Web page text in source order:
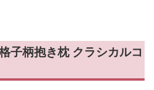
子柄抱き枕 クラシカルコ